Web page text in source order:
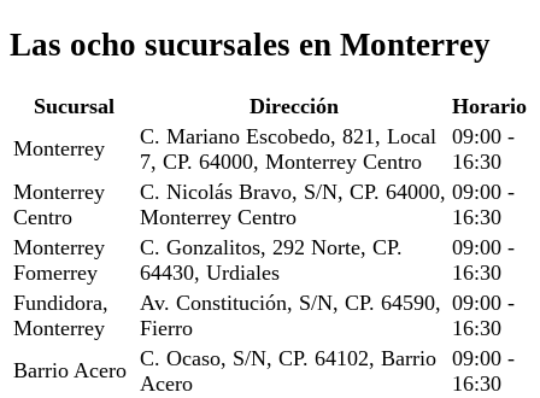
Las ocho sucursales en Monterrey
Sucursal Dirección
Horario
Monterrey
C. Mariano Escobedo, 821, Local
7, CP. 64000, Monterrey Centro
09:00 -
16:30
Monterrey
Centro
C. Nicolás Bravo, S/N, CP. 64000,
Monterrey Centro
09:00 -
16:30
Monterrey
Fomerrey
C. Gonzalitos, 292 Norte, CP.
64430, Urdiales
09:00 -
16:30
Fundidora,
Monterrey
Av. Constitución, S/N, CP. 64590,
Fierro
09:00 -
16:30
Barrio Acero C. Ocaso, S/N, CP. 64102, Barrio
Acero
09:00 -
16:30